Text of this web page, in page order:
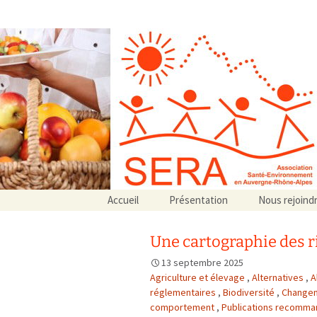
Aller
au
Accueil Présentation
Associations partenaires
Associations adhérentes
Nous
Une cartographie des
13 septembre 2025
Agriculture et élevage , Alternatives ,
réglementaires , Biodiversité ,
comportement , Publications